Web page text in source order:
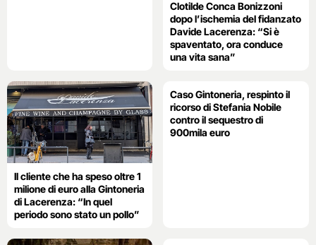
Clotilde Conca Bonizzoni
dopo l’ischemia del fidanzato
Davide Lacerenza: “Si è
spaventato, ora conduce
una vita sana”
Il cliente che ha speso oltre 1
milione di euro alla Gintoneria
di Lacerenza: “In quel
periodo sono stato un pollo”
Caso Gintoneria, respinto il
ricorso di Stefania Nobile
contro il sequestro di
900mila euro